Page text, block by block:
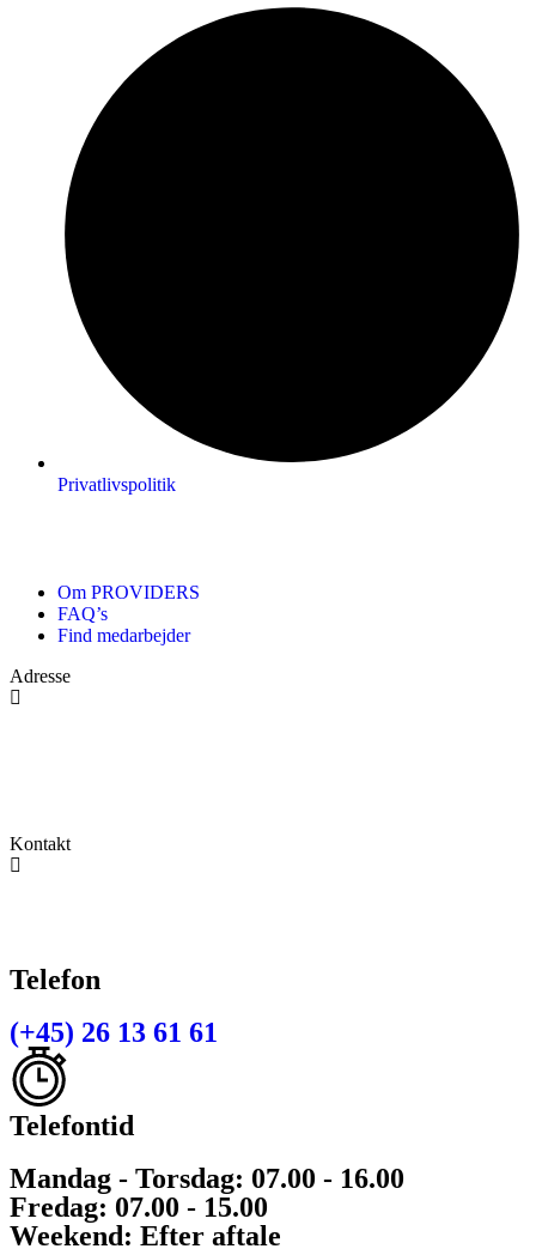
Privatlivspolitik
Om PROVIDERS
FAQ’s
Find medarbejder
Adresse
Kontakt
Telefon
(+45) 26 13 61 61
Telefontid
Mandag - Torsdag: 07.00 - 16.00
Fredag: 07.00 - 15.00
Weekend: Efter aftale